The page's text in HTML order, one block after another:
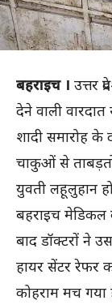
बहराइच । उत्तर
देने वाली
शादी समारोह के
चाकुओं से
युवती लहूलुहान
बहराइच मेडिकल
बाद डॉक्टरों ने
हायर सेंटर रेफर
कोहराम मच गया